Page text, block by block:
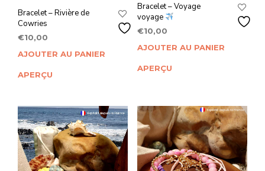
Bracelet – Rivière de
Cowries
€10,00
AJOUTER AU PANIER
APERÇU
Bracelet – Voyage
voyage
€10,00
AJOUTER AU PANIER
APERÇU